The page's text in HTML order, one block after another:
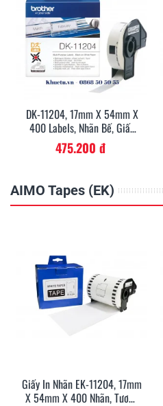
DK-11204, 17mm X 54mm X
400 Labels, Nhãn Bế, Giấy
Decal
475.200 đ
AIMO Tapes (EK)
Giấy In Nhãn EK-11204, 17mm
X 54mm X 400 Nhãn, Tương